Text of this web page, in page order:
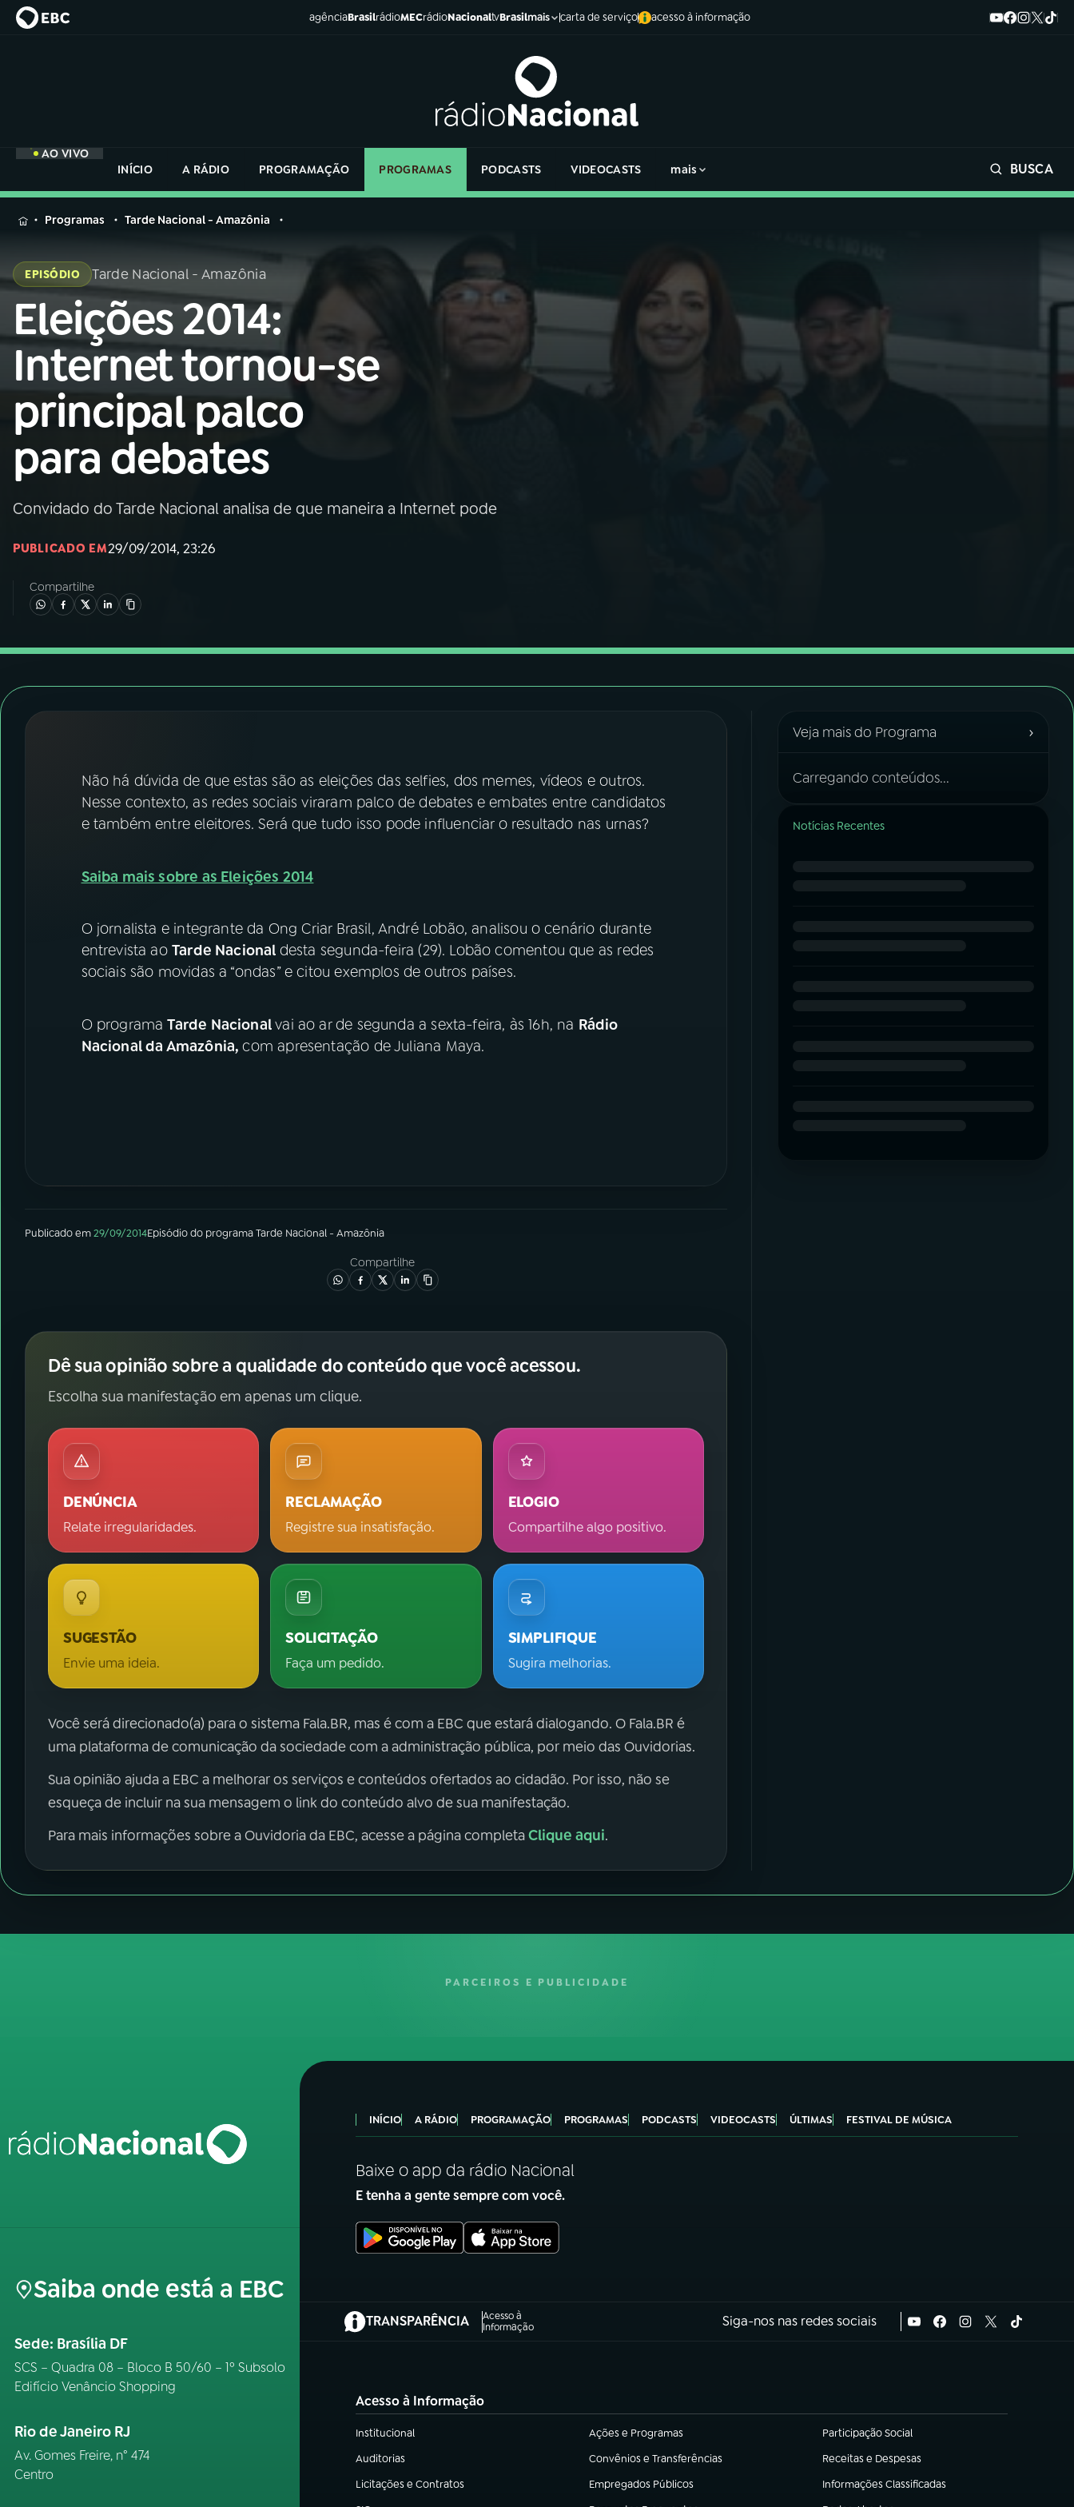
agênciaBrasilrádioMECrádioNacionaltvBrasilmais carta de serviço acesso à informação
AO VIVO
INÍCIO
A RÁDIO PROGRAMAÇÃO PROGRAMAS PODCASTS VIDEOCASTS mais BUSCA
MENU
Buscar
na
Rádio
Nacional
AO VIVO
01INÍCIO
02 A RÁDIO
03 PROGRAMAÇÃO
05PODCASTS
FESTIVAL DE MÚSICA
ACOMPANHE A RÁDIO NACIONAL
na
Rádio
Nacional
Programas Tarde Nacional - Amazônia
EPISÓDIO Tarde Nacional - Amazônia
Eleições 2014:
Internet tornou-se
principal palco
para debates
Convidado do Tarde Nacional analisa de que maneira a Internet pode
PUBLICADO EM29/09/2014, 23:26
Compartilhe
Não há dúvida de que estas são as eleições das selfies, dos memes, vídeos e outros.
Nesse contexto, as redes sociais viraram palco de debates e embates entre candidatos
e também entre eleitores. Será que tudo isso pode influenciar o resultado nas urnas?
Saiba mais sobre as Eleições 2014
O jornalista e integrante da Ong Criar Brasil, André Lobão, analisou o cenário durante
entrevista aoTarde Nacional desta segunda-feira (29). Lobão comentou que as redes
sociais são movidas a “ondas” e citou exemplos de outros países.
O programaTarde Nacionalvai ao ar de segunda a sexta-feira, às 16h, na Rádio
Nacional da Amazônia,com apresentação de Juliana Maya.
Publicado em29/09/2014Episódiodo programaTarde Nacional - Amazônia
Compartilhe
Dê sua opinião sobre a qualidade do conteúdo que você acessou.
Escolha sua manifestação em apenas um clique.
DENÚNCIA
Relate irregularidades.
RECLAMAÇÃO
Registre sua insatisfação.
ELOGIO
Compartilhe algo positivo.
SUGESTÃO
Envie uma ideia.
SOLICITAÇÃO
Faça um pedido.
SIMPLIFIQUE
Sugira melhorias.
Você será direcionado(a) para o sistema Fala.BR, mas é com a EBC que estará dialogando. O Fala.BR é
uma plataforma de comunicação da sociedade com a administração pública, por meio das Ouvidorias.
Sua opinião ajuda a EBC a melhorar os serviços e conteúdos ofertados ao cidadão. Por isso, não se
esqueça de incluir na sua mensagem o link do conteúdo alvo de sua manifestação.
Para mais informações sobre a Ouvidoria da EBC, acesse a página completaClique aqui.
Veja mais do Programa ›
Carregando conteúdos...
Notícias Recentes
PARCEIROS E PUBLICIDADE
Saiba onde está a EBC
Sede: Brasília DF
SCS – Quadra 08 – Bloco B 50/60 – 1º Subsolo
Edifício Venâncio Shopping
Rio de Janeiro RJ
Av. Gomes Freire, n° 474
Centro
INÍCIO A RÁDIO PROGRAMAÇÃO PROGRAMAS PODCASTS VIDEOCASTS ÚLTIMAS FESTIVAL DE MÚSICA
Baixe o app da rádio Nacional
E tenha a gente sempre com você.
TRANSPARÊNCIA
Acesso à
Informação
(abre em nova aba) Siga-nos nas redes sociais
Acesso à Informação
Institucional
(abre em nova aba) Ações e Programas
(abre em nova aba) Participação Social
(abre em nova aba)
Auditorias
(abre em nova aba) Convênios e Transferências
(abre em nova aba) Receitas e Despesas
(abre em nova aba)
Licitações e Contratos
(abre em nova aba) Empregados Públicos
(abre em nova aba) Informações Classificadas
(abre em nova aba)